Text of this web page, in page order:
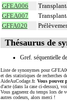
GFEA006
GFEA007
GFFA020
Thésaurus de
Gref. séquentielle
Liste de synonymes pour
et des statistiques de recherches
AideAuCodage.fr. Vous pouvez
d'acte (dans la case ci-dessus),
Vous gagnerez du temps lors de
autres codeurs, alors merci !